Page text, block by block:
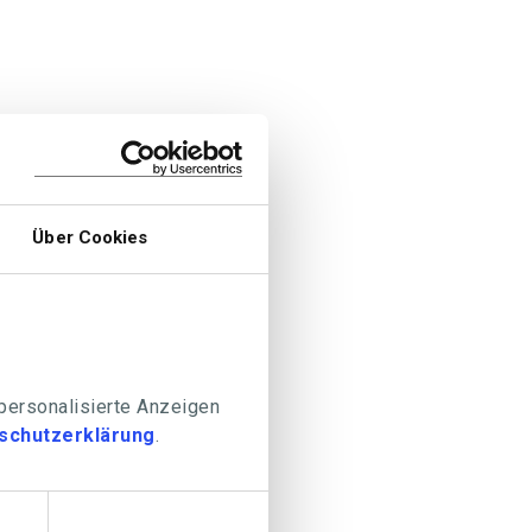
Über Cookies
Anzeigen
.